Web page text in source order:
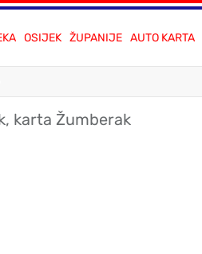
OSIJEK ŽUPANIJE AUTO KARTA
karta Žumberak